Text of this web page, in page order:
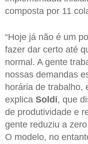
composta por 11
“Hoje já não é um
fazer dar certo até
normal. A gente
nossas demandas
horária de trabalho,
explica Soldi, que
de produtividade e
gente reduziu a
O modelo, no